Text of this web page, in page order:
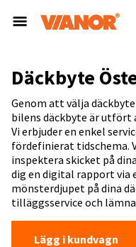
Däckbyte
Genom att välja
bilens däckbyte är utfört
Vi erbjuder en enkel
fördefinierat tidschema.
inspektera skicket på
dig en digital rapport via
mönsterdjupet på dina
tilläggsservice och
Lägg i kundvagn